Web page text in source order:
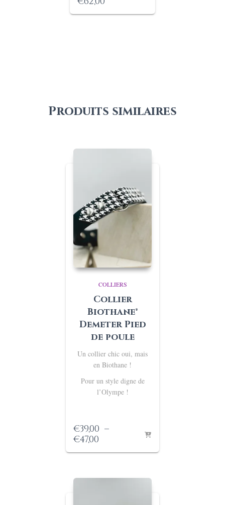
de
Produits similaires
COLLIERS
Collier
Biothane®
Demeter Pied
de poule
Un collier chic oui, mais
en Biothane !
Pour un style digne de
l’Olympe !
€39,00 –
€47,00
de
à